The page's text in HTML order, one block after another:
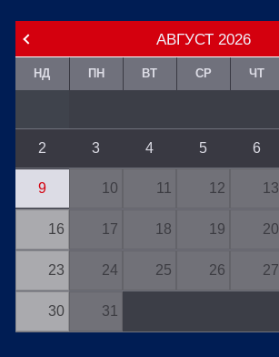
АВГУСТ 2026
НД ПН ВТ СР ЧТ
2 3 4 5 6
9 10 11 12 13
16 17 18 19 20
23 24 25 26 27
30 31